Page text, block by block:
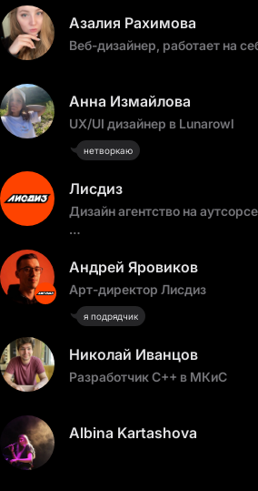
Азалия Рахимова
Веб-дизайнер, работает на
Анна Измайлова
UX/UI дизайнер в Lunarowl
нетворкаю
Лисдиз
Дизайн агентство на
брендбука
🔸Разработка дизайна
полиграфии.
🔸Разработка цифрового
Спасем срочные задачи и
Андрей Яровиков
Арт-директор Лисдиз
я подрядчик
Николай Иванцов
Разработчик C++ в МКиС
Albina Kartashova